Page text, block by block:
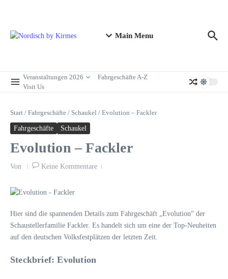
Main Menu
Veranstaltungen 2026
Fahrgeschäfte A-Z
Visit Us
Start / Fahrgeschäfte / Schaukel / Evolution – Fackler
Fahrgeschäfte Schaukel
Evolution – Fackler
Von Keine Kommentare
Hier sind die spannenden Details zum Fahrgeschäft „Evolution“ der
Schaustellerfamilie Fackler. Es handelt sich um eine der Top-Neuheiten
auf den deutschen Volksfestplätzen der letzten Zeit.
Steckbrief: Evolution